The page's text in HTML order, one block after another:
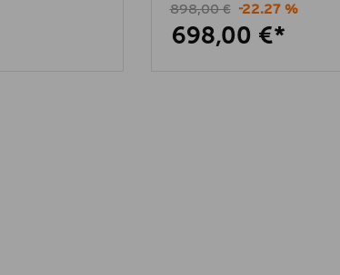
698,00 €*
898,00 € -22.27 %